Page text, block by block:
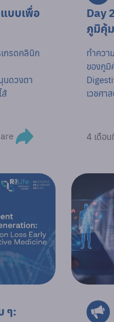
บบเพื่อ
กรดคลินิก
นดวงตา
ส้
Day
ภูมิคุ้
ทำควา
ของภูมิ
เวชศา
4 เดือ
ๆ: